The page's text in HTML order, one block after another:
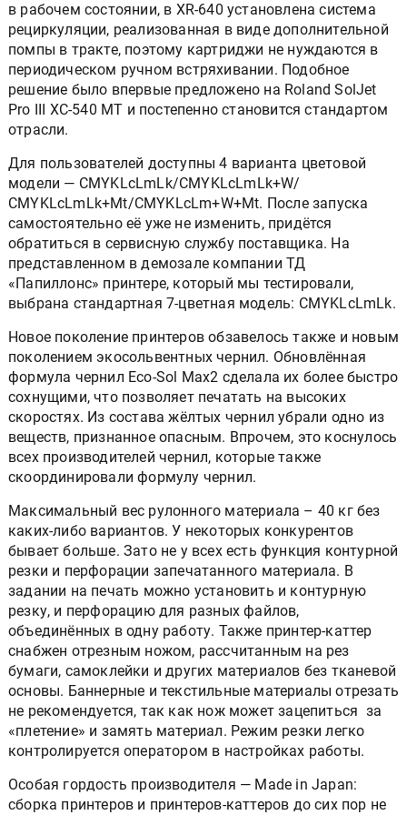
в рабочем состоянии, в XR-640 установлена система
рециркуляции, реализованная в виде дополнительной
помпы в тракте, поэтому картриджи не нуждаются в
периодическом ручном встряхивании. Подобное
решение было впервые предложено на Roland SolJet
Pro III XC-540 MT и постепенно становится стандартом
отрасли.
Для пользователей доступны 4 варианта цветовой
модели — CMYKLcLmLk/CMYKLcLmLk+W/
CMYKLcLmLk+Mt/CMYKLcLm+W+Mt. После запуска
самостоятельно её уже не изменить, придётся
обратиться в сервисную службу поставщика. На
представленном в демозале компании ТД
«Папиллонс» принтере, который мы тестировали,
выбрана стандартная 7-цветная модель: CMYKLcLmLk.
Новое поколение принтеров обзавелось также и новым
поколением экосольвентных чернил. Обновлённая
формула чернил Eco-Sol Max2 сделала их более быстро
сохнущими, что позволяет печатать на высоких
скоростях. Из состава жёлтых чернил убрали одно из
веществ, признанное опасным. Впрочем, это коснулось
всех производителей чернил, которые также
скоординировали формулу чернил.
Максимальный вес рулонного материала – 40 кг без
каких-либо вариантов. У некоторых конкурентов
бывает больше. Зато не у всех есть функция контурной
резки и перфорации запечатанного материала. В
задании на печать можно установить и контурную
резку, и перфорацию для разных файлов,
объединённых в одну работу. Также принтер-каттер
снабжен отрезным ножом, рассчитанным на рез
бумаги, самоклейки и других материалов без тканевой
основы. Баннерные и текстильные материалы отрезать
не рекомендуется, так как нож может зацепиться за
«плетение» и замять материал. Режим резки легко
контролируется оператором в настройках работы.
Особая гордость производителя — Made in Japan:
сборка принтеров и принтеров-каттеров до сих пор не